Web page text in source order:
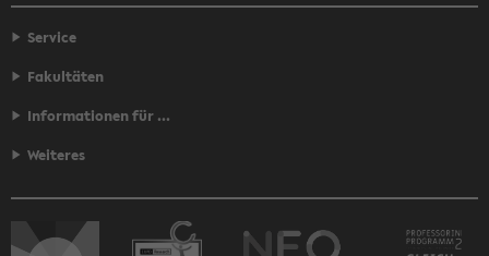
Service
Fakultäten
Informationen für ...
Weiteres